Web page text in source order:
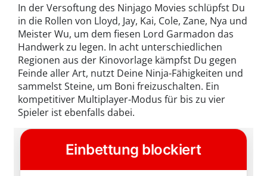
In der Versoftung des Ninjago Movies schlüpfst Du
in die Rollen von Lloyd, Jay, Kai, Cole, Zane, Nya und
Meister Wu, um dem fiesen Lord Garmadon das
Handwerk zu legen. In acht unterschiedlichen
Regionen aus der Kinovorlage kämpfst Du gegen
Feinde aller Art, nutzt Deine Ninja-Fähigkeiten und
sammelst Steine, um Boni freizuschalten. Ein
kompetitiver Multiplayer-Modus für bis zu vier
Spieler ist ebenfalls dabei.